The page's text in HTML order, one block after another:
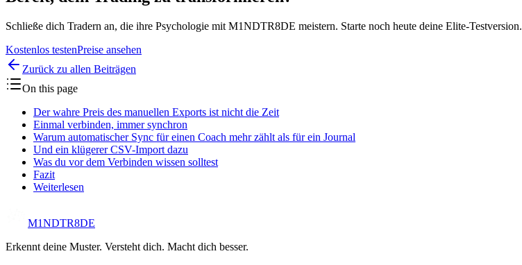
Schließe dich Tradern an, die ihre Psychologie mit M1NDTR8DE meistern. Starte noch heute deine Elite-Testversion.
Kostenlos testenPreise ansehen
Zurück zu allen Beiträgen
On this page
Der wahre Preis des manuellen Exports ist nicht die Zeit
Einmal verbinden, immer synchron
Warum automatischer Sync für einen Coach mehr zählt als für ein Journal
Und ein klügerer CSV-Import dazu
Was du vor dem Verbinden wissen solltest
Fazit
Weiterlesen
M1NDTR8DE
Erkennt deine Muster. Versteht dich. Macht dich besser.